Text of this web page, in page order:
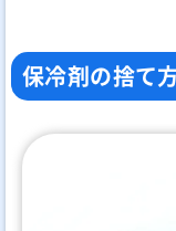
保冷剤の捨て